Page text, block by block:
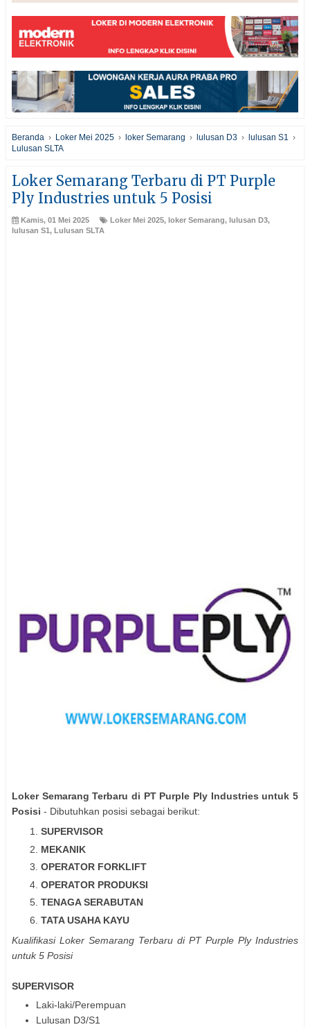
Beranda › Loker Mei 2025 › loker Semarang › lulusan D3 › lulusan S1
›
Lulusan SLTA
Loker Semarang Terbaru di PT Purple
Ply Industries untuk 5 Posisi
Kamis, 01 Mei 2025 Loker Mei 2025, loker Semarang, lulusan D3,
lulusan S1, Lulusan SLTA
Loker Semarang Terbaru di PT Purple Ply Industries untuk 5
Posisi - Dibutuhkan posisi sebagai berikut:
SUPERVISOR
MEKANIK
OPERATOR FORKLIFT
OPERATOR PRODUKSI
TENAGA SERABUTAN
TATA USAHA KAYU
Kualifikasi Loker Semarang Terbaru di PT Purple Ply Industries
untuk 5 Posisi
SUPERVISOR
Laki-laki/Perempuan
Lulusan D3/S1